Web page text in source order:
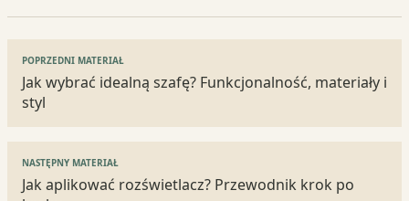
Nawigacja
wpisu
POPRZEDNI MATERIAŁ
Jak wybrać idealną szafę? Funkcjonalność, materiały i
styl
NASTĘPNY MATERIAŁ
Jak aplikować rozświetlacz? Przewodnik krok po